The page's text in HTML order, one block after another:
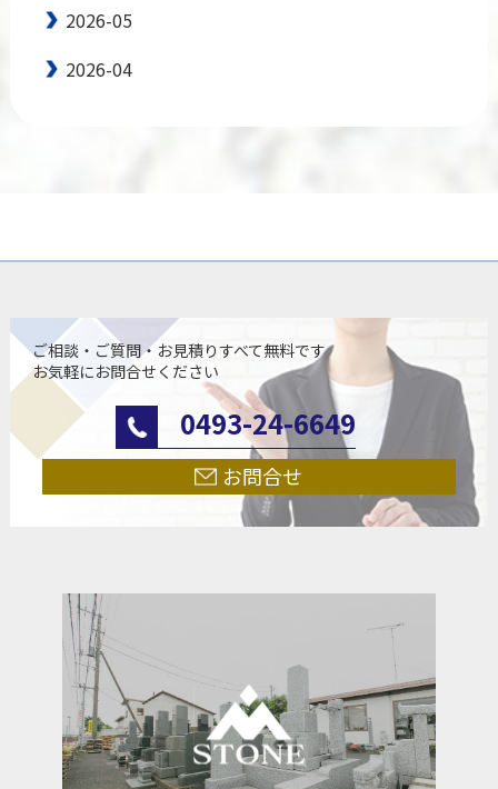
2026-05
2026-04
ご相談・ご質問・お見積りすべて無料です
お気軽にお問合せください
0493-24-6649
お問合せ